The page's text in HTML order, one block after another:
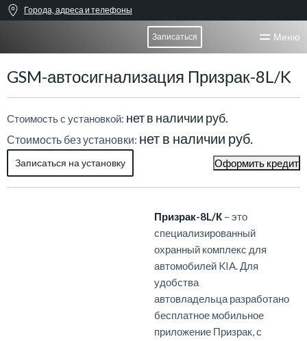
Города, адреса и телефоны
Записаться Меню
GSM-автосигнализация Призрак-8L/K
Стоимость с установкой: нет в наличии руб.
Стоимость без установки: нет в наличии руб.
Записаться на установку Оформить кредит
Призрак-8L/К – это
специализированный
охранный комплекс для
автомобилей KIA. Для
удобства
автовладельца разработано
бесплатное мобильное
приложение Призрак, с